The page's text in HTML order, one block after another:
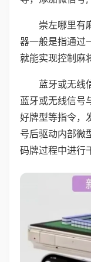
崇左哪里有
器一般是指通过
就能实现控制麻
蓝牙或无线
蓝牙或无线信号
好牌型等指令，
号后驱动内部微
码牌过程中进行